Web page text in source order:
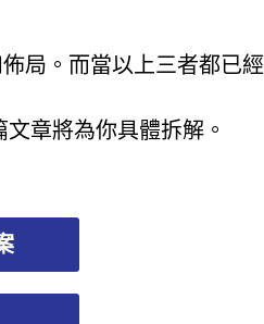
局。而當以上三者都已經
章將為你具體拆解。